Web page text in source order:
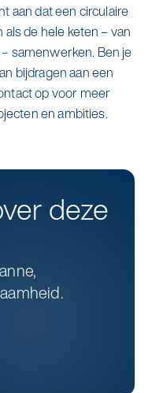
aan dat een circulaire
de hele keten – van
samenwerken. Ben je
bijdragen aan een
op voor meer
en ambities.
deze